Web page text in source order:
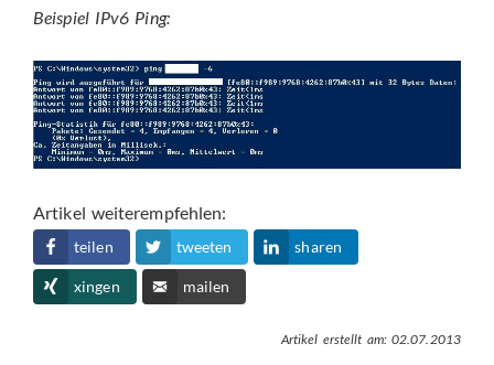
Beispiel IPv6 Ping:
Artikel weiterempfehlen:
teilen tweeten sharen
xingen mailen
Artikel erstellt am: 02.07.2013